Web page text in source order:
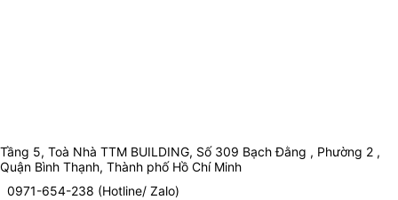
Tầng 5, Toà Nhà TTM BUILDING, Số 309 Bạch Đằng , Phường 2 ,
Quận Bình Thạnh, Thành phố Hồ Chí Minh
0971-654-238 (Hotline/ Zalo)